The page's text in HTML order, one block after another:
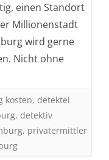
einen Standort
Millionenstadt
wird gerne
Nicht ohne
kosten, detektei
, detektiv
, privatermittler